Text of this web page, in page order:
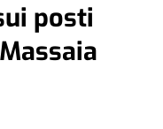
posti